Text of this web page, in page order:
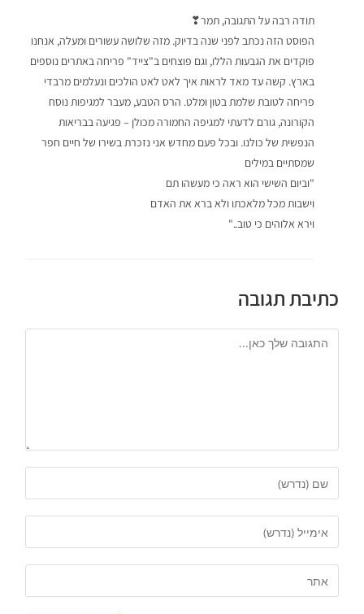
תודה רבה על התגובה, תמר❣
הפוסט הזה נכתב לפני שנה בדיוק. מזה שלושה עשורים ומעלה, אנחנו
פוקדים את הגבעות הללו, וגם פוצחים ב"צייד" פריחה באתרים נוספים
בארץ. קשה עד מאד לראות איך לאט לאט הולכים ונעלמים מרבדי
פריחה לטובת שלמת בטון ומלט. הרס הטבע, מעבר למגיפות נוסח
הקורונה, גורם לדעתי למגיפה החמורה מכולן – פגיעה בבריאות
הנפשית של כולנו. ובכל פעם מחדש אני נזכרת בשירו של חיים חפר
שמסתיים במילים
"וביום השישי הוא ראה כי מעשהו תם
וישבות מכל מלאכתו ולא ברא את האדם
וירא אלוהים כי טוב.."
כתיבת תגובה